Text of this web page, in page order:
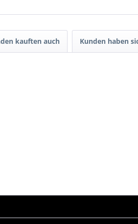
kauften auch Kunden haben